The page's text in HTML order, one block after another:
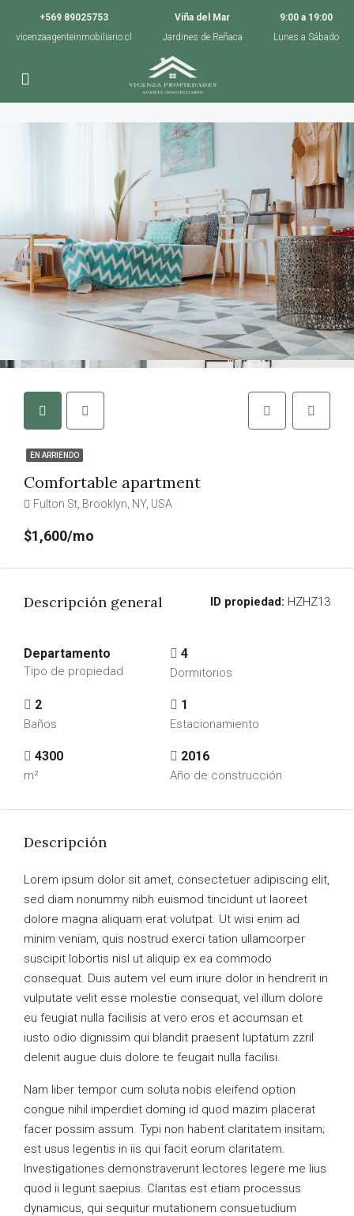
+569 89025753
vicenzaagenteinmobiliario.cl
Viña del Mar
Jardines de Reñaca
9:00 a 19:00
Lunes a Sábado
EN ARRIENDO
Comfortable apartment
Fulton St, Brooklyn, NY, USA
$1,600/mo
Descripción general ID propiedad: HZHZ13
Departamento
Tipo de propiedad
4
Dormitorios
2
Baños
1
Estacionamiento
4300
m²
2016
Año de construcción
Descripción
Lorem ipsum dolor sit amet, consectetuer adipiscing elit,
sed diam nonummy nibh euismod tincidunt ut laoreet
dolore magna aliquam erat volutpat. Ut wisi enim ad
minim veniam, quis nostrud exerci tation ullamcorper
suscipit lobortis nisl ut aliquip ex ea commodo
consequat. Duis autem vel eum iriure dolor in hendrerit in
vulputate velit esse molestie consequat, vel illum dolore
eu feugiat nulla facilisis at vero eros et accumsan et
iusto odio dignissim qui blandit praesent luptatum zzril
delenit augue duis dolore te feugait nulla facilisi.
Nam liber tempor cum soluta nobis eleifend option
congue nihil imperdiet doming id quod mazim placerat
facer possim assum. Typi non habent claritatem insitam;
est usus legentis in iis qui facit eorum claritatem.
Investigationes demonstraverunt lectores legere me lius
quod ii legunt saepius. Claritas est etiam processus
dynamicus, qui sequitur mutationem consuetudium